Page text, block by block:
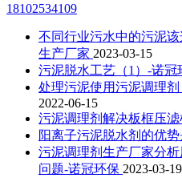
18102534109
不同行业污水中的污泥
生产厂家 2023-03-15
污泥脱水工艺（1）-诺冠
处理污泥使用污泥调理
2022-06-15
污泥调理剂解决板框压
阳离子污泥脱水剂的优
污泥调理剂生产厂家分
问题-诺冠环保 2023-03-19